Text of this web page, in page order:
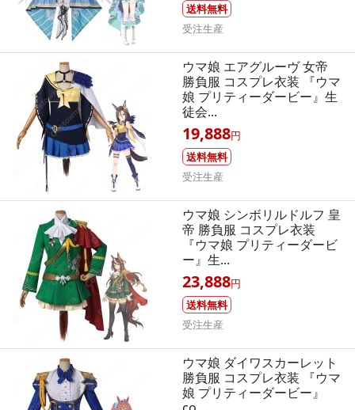
送料無料
受注生産
ウマ娘 エアグルーヴ 女帝
勝負服 コスプレ衣装 『ウマ
娘 プリティーダービー』生
徒会...
19,888円
送料無料
受注生産
ウマ娘 シンボリルドルフ 皇
帝 勝負服 コスプレ衣装
『ウマ娘 プリティーダービ
ー』生...
23,888円
送料無料
受注生産
ウマ娘 ダイワスカーレット
勝負服 コスプレ衣装 『ウマ
娘 プリティーダービー』